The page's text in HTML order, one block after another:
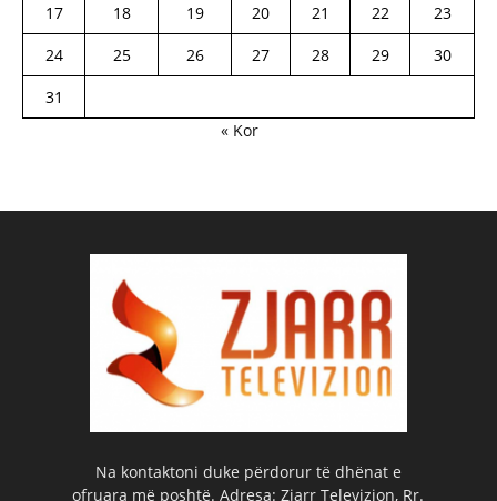
17
18 19 20 21 22
23
24
25 26 27 28 29
30
31
« Kor
Na kontaktoni duke përdorur të dhënat e
ofruara më poshtë. Adresa: Zjarr Televizion, Rr.